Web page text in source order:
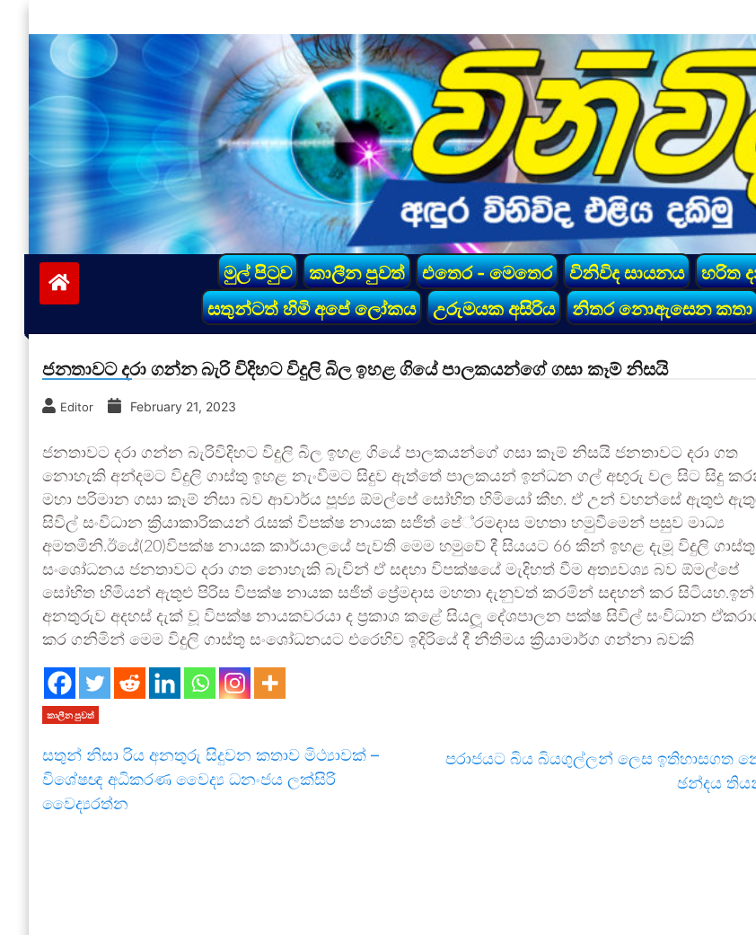
to
content
vinivida.lk
මුල් පිටුව කාලීන පුවත් එතෙර - මෙතෙර විනිවිද සායනය හරිත
සතුන්ටත් හිමි අපේ ලෝකය
උරුමයක අසිරිය නිතර නොඇසෙන කතා
ජනතාවට දරා ගන්න බැරි විදිහට විදුලි බිල ඉහළ ගියේ පාලකයන්ගේ ගසා කෑම් නිසයි
Editor February 21, 2023
ජනතාවට දරා ගන්න බැරිවිදිහට විදුලි බිල ඉහළ ගියේ පාලකයන්ගේ ගසා කෑම් නිසයි ජනතාවට දරා ගත
නොහැකි අන්දමට විදුලි ගාස්තු ඉහළ නැංවීමට සිදුව ඇත්තේ පාලකයන් ඉන්ධන ගල් අඟුරු වල සිට සිදු
මහා පරිමාන ගසා කෑම් නිසා බව ආචාර්ය පූජ්‍ය ඕමල්පේ සෝභිත හිමියෝ කීහ. ඒ උන් වහන්සේ ඇතුළු
සිවිල් සංවිධාන ක්‍රියාකාරිකයන් රැසක් විපක්ෂ නායක සජිත් පේ‍්‍රමදාස මහතා හමුවීමෙන් පසුව මාධ්‍ය
අමතමිනි.ඊයේ(20)විපක්ෂ නායක කාර්යාලයේ පැවති මෙම හමුවේ දී සියයට 66 කින් ඉහළ දැමූ විදුලි ගාස්තු
සංශෝධනය ජනතාවට දරා ගත නොහැකි බැවින් ඒ සඳහා විපක්ෂයේ මැදිහත් වීම අත්‍යවශ්‍ය බව ඕමල්පේ
සෝභිත හිමියන් ඇතුළු පිරිස විපක්ෂ නායක සජිත් ප්‍රේමදාස මහතා දැනුවත් කරමින් සඳහන් කර සිටියහ.ඉන්
අනතුරුව අදහස් දැක් වූ විපක්ෂ නායකවරයා ද ප‍්‍රකාශ කළේ සියලූ දේශපාලන පක්ෂ සිවිල් සංවිධාන
කර ගනිමින් මෙම විදුලි ගාස්තු සංශෝධනයට එරෙහිව ඉදිරියේ දී නීතිමය ක්‍රියාමාර්ග ගන්නා බවකි
කාලීන පුවත්
සතුන් නිසා රිය අනතුරු සිදුවන කතාව මිථ්‍යාවක් –
විශේෂඥ අධිකරණ වෛද්‍ය ධනංජය ලක්සිරි
වෛද්‍යරත්න
පරාජයට බිය බියගුල්ලන් ලෙස ඉතිහාසගත
ඡන්දය